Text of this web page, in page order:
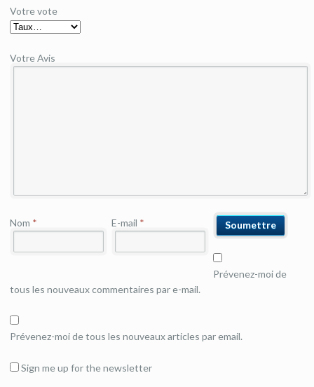
Votre vote
Votre Avis
Nom * E-mail *
Prévenez-moi de
tous les nouveaux commentaires par e-mail.
Prévenez-moi de tous les nouveaux articles par email.
Sign me up for the newsletter